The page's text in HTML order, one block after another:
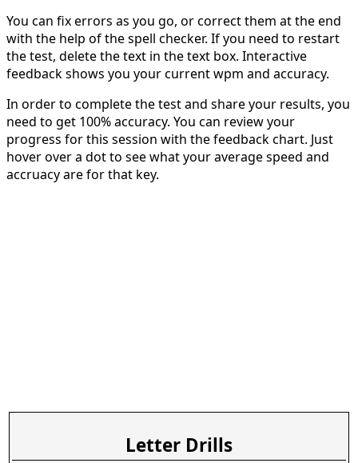
You can fix errors as you go, or correct them at the end
with the help of the spell checker. If you need to restart
the test, delete the text in the text box. Interactive
feedback shows you your current wpm and accuracy.
In order to complete the test and share your results, you
need to get 100% accuracy. You can review your
progress for this session with the feedback chart. Just
hover over a dot to see what your average speed and
accruacy are for that key.
Letter Drills